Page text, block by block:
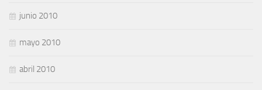
junio 2010
mayo 2010
abril 2010